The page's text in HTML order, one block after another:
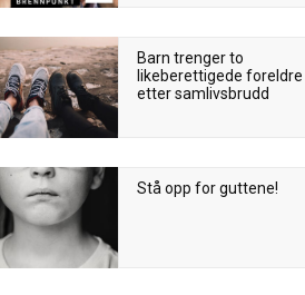
Barn trenger to
likeberettigede foreldre
etter samlivsbrudd
Stå opp for guttene!